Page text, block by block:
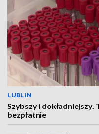
LUBLIN
Szybszy i dokładniejszy.
bezpłatnie